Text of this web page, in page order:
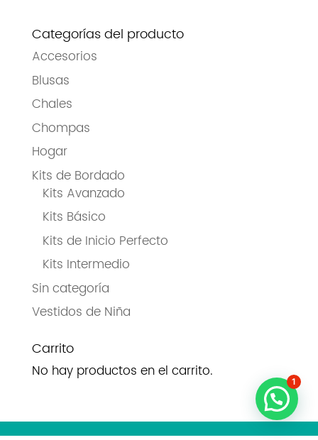
Categorías del producto
Accesorios
Blusas
Chales
Chompas
Hogar
Kits de Bordado
Kits Avanzado
Kits Básico
Kits de Inicio Perfecto
Kits Intermedio
Sin categoría
Vestidos de Niña
Carrito
No hay productos en el carrito.
1